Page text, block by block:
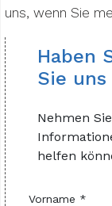
uns, wenn Sie
Haben
Sie uns
Nehmen
helfen
Vorname *